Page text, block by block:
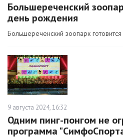
Большереченский
день рождения
Большереченский зоопарк
9 августа 2024, 16:32
Одним пинг-понгом не
программа